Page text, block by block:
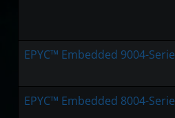
EPYC™ Embedded 9004-Serie
EPYC™ Embedded 8004-Serie